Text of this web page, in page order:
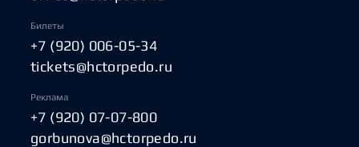
Билеты
+7 (920) 006-05-34
tickets@hctorpedo.ru
Реклама
+7 (920) 07-07-800
gorbunova@hctorpedo.ru